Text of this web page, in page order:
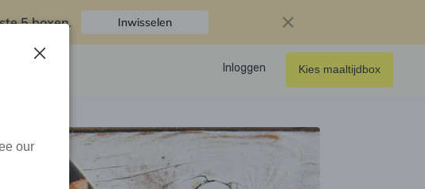
5 boxen. Inwisselen
Inloggen Kies maaltijdbox
our